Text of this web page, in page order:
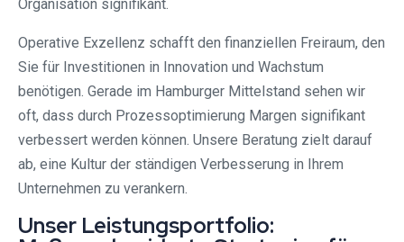
Organisation signifikant.
Operative Exzellenz schafft den finanziellen Freiraum, den
Sie für Investitionen in Innovation und Wachstum
benötigen. Gerade im Hamburger Mittelstand sehen wir
oft, dass durch Prozessoptimierung Margen signifikant
verbessert werden können. Unsere Beratung zielt darauf
ab, eine Kultur der ständigen Verbesserung in Ihrem
Unternehmen zu verankern.
Unser Leistungsportfolio: